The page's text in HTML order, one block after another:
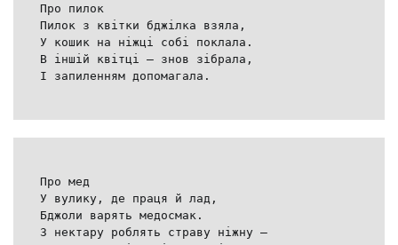
Про пилок
Пилок з квітки бджілка взяла,
У кошик на ніжці собі поклала.
В іншій квітці — знов зібрала,
І запиленням допомагала.
Про мед
У вулику, де праця й лад,
Бджоли варять медосмак.
З нектару роблять страву ніжну —